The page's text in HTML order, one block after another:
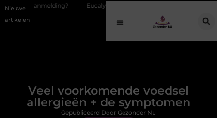
Nieuwe
artikelen
Eucalyptusolie combineren met andere geuren in een
Veel voorkomende voedsel
allergieën + de symptomen
Gepubliceerd Door Gezonder Nu